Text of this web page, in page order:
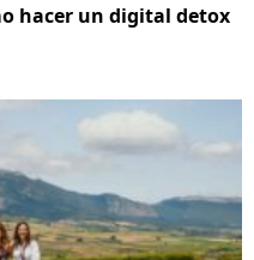
hacer un digital detox